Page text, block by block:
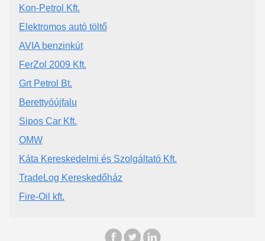
Kon-Petrol Kft.
Elektromos autó töltő
AVIA benzinkút
FerZol 2009 Kft.
Grt Petrol Bt.
Berettyóújfalu
Sipos Car Kft.
OMW
Káta Kereskedelmi és Szolgáltató Kft.
TradeLog Kereskedőház
Fire-Oil kft.